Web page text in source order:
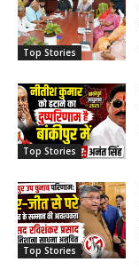
Top Stories
Top Stories
Top Stories